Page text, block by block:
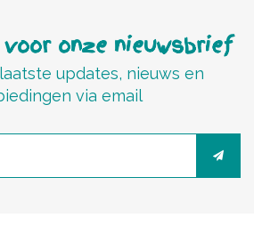
onze nieuwsbrief
updates, nieuws en
via email